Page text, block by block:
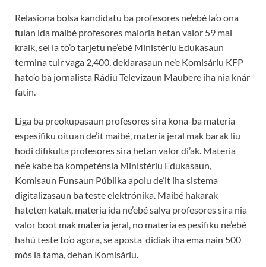
Relasiona bolsa kandidatu ba profesores ne’ebé la’o ona
fulan ida maibé profesores maioria hetan valor 59 mai
kraik, sei la to’o tarjetu ne’ebé Ministériu Edukasaun
termina tuir vaga 2,400, deklarasaun ne’e Komisáriu KFP
hato’o ba jornalista Rádiu Televizaun Maubere iha nia knár
fatin.
Liga ba preokupasaun profesores sira kona-ba materia
espesífiku oituan de’it maibé, materia jeral mak barak liu
hodi difikulta profesores sira hetan valor di’ak. Materia
ne’e kabe ba kompeténsia Ministériu Edukasaun,
Komisaun Funsaun Públika apoiu de’it iha sistema
digitalizasaun ba teste elektrónika. Maibé hakarak
hateten katak, materia ida ne’ebé salva profesores sira nia
valor boot mak materia jeral, no materia espesífiku ne’ebé
hahú teste to’o agora, se aposta didiak iha ema nain 500
mós la tama, dehan Komisáriu.